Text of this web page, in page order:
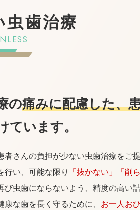
虫歯治療
の痛みに配慮した、
ています。
者さんの負担が少ない虫歯治療をご
行い、可能な限り 「抜かない」「削
び虫歯にならないよう、精度の高い
康な歯を長く守るために、 お一人お